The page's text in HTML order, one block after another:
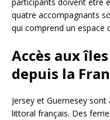
quatre accompagnants
qui comprend un espace
Accès aux
depuis la
Jersey et Guernesey
littoral français. Des